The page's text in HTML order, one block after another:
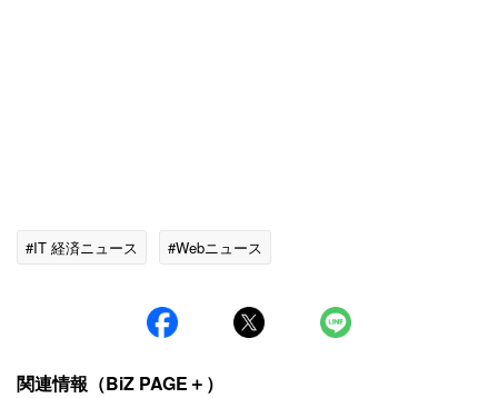
#IT 経済ニュース #Webニュース
関連情報（BiZ PAGE＋）